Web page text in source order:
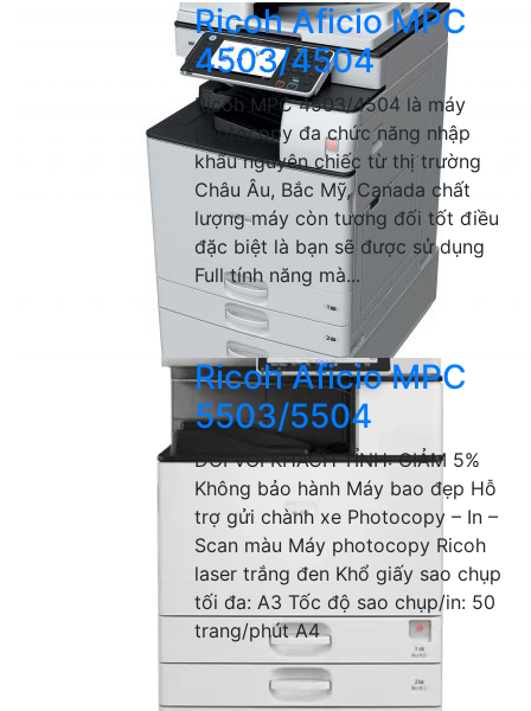
Ricoh Aficio MPC
4503/4504
Ricoh MPC 4503/4504 là máy
photocopy đa chức năng nhập
khẩu nguyên chiếc từ thị trường
Châu Âu, Bắc Mỹ, Canada chất
lượng máy còn tương đối tốt điều
đặc biệt là bạn sẽ được sử dụng
Full tính năng mà...
Ricoh Aficio MPC
5503/5504
ĐỐI VỚI KHÁCH TỈNH: GIẢM 5%
Không bảo hành Máy bao đẹp Hỗ
trợ gửi chành xe Photocopy – In –
Scan màu Máy photocopy Ricoh
laser trắng đen Khổ giấy sao chụp
tối đa: A3 Tốc độ sao chụp/in: 50
trang/phút A4